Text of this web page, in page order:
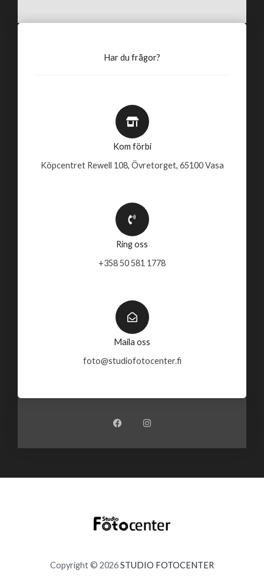
F
c
e
o
I
s
t
g
Har du frågor?
Kom förbi
Köpcentret Rewell 108, Övretorget, 65100 Vasa
Ring oss
+358 50 581 1778
Maila oss
foto@studiofotocenter.fi
Copyright © 2026STUDIO FOTOCENTER